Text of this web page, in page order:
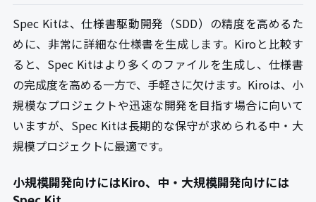
Spec Kitは、仕様書駆動開発（SDD）の精度を高めるた
めに、非常に詳細な仕様書を生成します。Kiroと比較す
ると、Spec Kitはより多くのファイルを生成し、仕様書
の完成度を高める一方で、手軽さに欠けます。Kiroは、小
規模なプロジェクトや迅速な開発を目指す場合に向いて
いますが、Spec Kitは長期的な保守が求められる中・大
規模プロジェクトに最適です。
小規模開発向けにはKiro、中・大規模開発向けには